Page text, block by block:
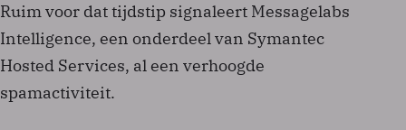
Ruim voor dat tijdstip signaleert Messagelabs
Intelligence, een onderdeel van Symantec
Hosted Services, al een verhoogde
spamactiviteit.